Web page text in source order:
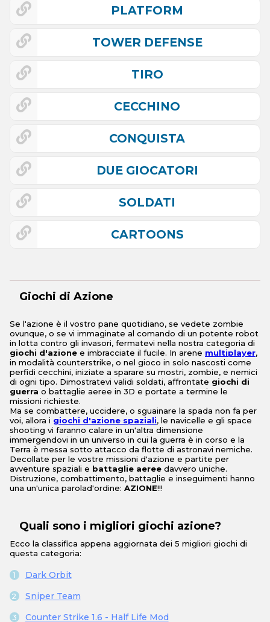
PLATFORM
TOWER DEFENSE
TIRO
CECCHINO
CONQUISTA
DUE GIOCATORI
SOLDATI
CARTOONS
Giochi di Azione
Se l'azione è il vostro pane quotidiano, se vedete zombie
ovunque, o se vi immaginate al comando di un potente robot
in lotta contro gli invasori, fermatevi nella nostra categoria di
giochi d'azione e imbracciate il fucile. In arene multiplayer,
in modalità counterstrike, o nel gioco in solo nascosti come
perfidi cecchini, iniziate a sparare su mostri, zombie, e nemici
di ogni tipo. Dimostratevi validi soldati, affrontate giochi di
guerra o battaglie aeree in 3D e portate a termine le
missioni richieste.
Ma se combattere, uccidere, o sguainare la spada non fa per
voi, allora i giochi d'azione spaziali, le navicelle e gli space
shooting vi faranno calare in un'altra dimensione
immergendovi in un universo in cui la guerra è in corso e la
Terra è messa sotto attacco da flotte di astronavi nemiche.
Decollate per le vostre missioni d'azione e partite per
avventure spaziali e battaglie aeree davvero uniche.
Distruzione, combattimento, battaglie e inseguimenti hanno
una un'unica parolad'ordine: AZIONE!!!
Quali sono i migliori giochi azione?
Ecco la classifica appena aggiornata dei 5 migliori giochi di
questa categoria:
Dark Orbit
Sniper Team
Counter Strike 1.6 - Half Life Mod